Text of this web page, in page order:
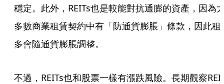
穩定。此外，REITs也是較能對抗通膨的資產，因為
多數商業租賃契約中有「防通貨膨脹」條款，因此租
多會隨通貨膨脹調整。
不過，REITs也和股票一樣有漲跌風險。長期觀察